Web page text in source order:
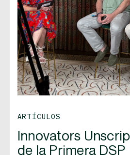
ARTÍCULOS
Innovators
de la Primera DSP